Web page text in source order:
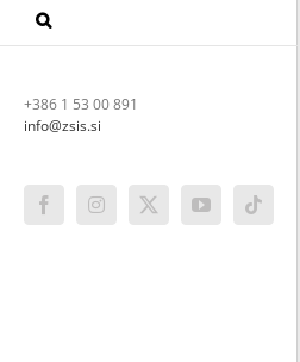
+386 1 53 00 891
info@zsis.si
FacebookInstagram
X YouTubeTiktok